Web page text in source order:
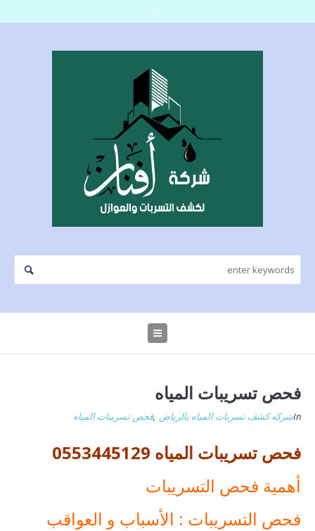
فحص تسريبات المياه
Inشركه كشف تسربات المياه بالرياض ,فحص تسريبات المياه
فحص تسريبات المياه 0553445129
أهمية فحص التسريبات
فحص التسريبات : الأسباب و العواقب